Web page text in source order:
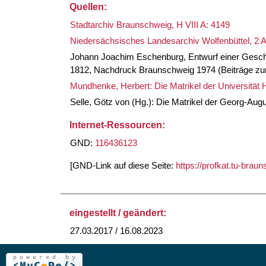
Quellen:
Stadtarchiv Braunschweig, H VIII A: 4149
Niedersächsisches Landesarchiv Wolfenbüttel, 2
Johann Joachim Eschenburg, Entwurf einer
1812, Nachdruck Braunschweig 1974 (Beiträge
Mundhenke, Herbert: Die Matrikel der Universität
Selle, Götz von (Hg.): Die Matrikel der Georg-
Internet-Ressourcen:
GND: 116436123
[GND-Link auf diese Seite: https://profkat.tu-
eingestellt / geändert:
27.03.2017 / 16.08.2023